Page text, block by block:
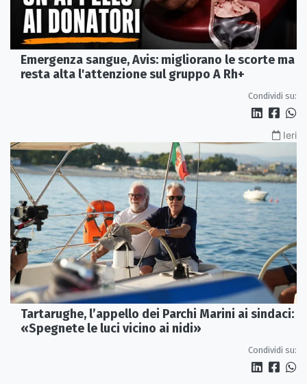
Emergenza sangue, Avis: migliorano le scorte ma
resta alta l'attenzione sul gruppo A Rh+
Condividi su:
Ieri
Tartarughe, l’appello dei Parchi Marini ai sindaci:
«Spegnete le luci vicino ai nidi»
Condividi su: